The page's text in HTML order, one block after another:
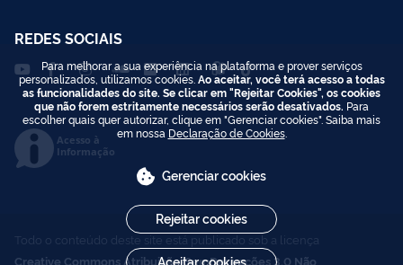
REDES SOCIAIS
Acesso à
Informação
Todo o conteúdo deste site está publicado sob a licença
Creative Commons Atribuição-SemDerivações 3.0 Não
Para melhorar a sua experiência na plataforma e prover serviços
personalizados, utilizamos cookies. Ao aceitar, você terá acesso a todas
as funcionalidades do site. Se clicar em "Rejeitar Cookies", os cookies
que não forem estritamente necessários serão desativados. Para
escolher quais quer autorizar, clique em "Gerenciar cookies". Saiba mais
em nossa Declaração de Cookies.
Gerenciar cookies
Rejeitar cookies
Aceitar cookies